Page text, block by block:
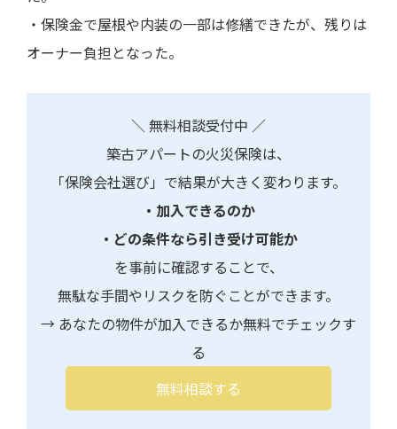
・保険金で屋根や内装の一部は修繕できたが、残りは
オーナー負担となった。
＼ 無料相談受付中 ／
築古アパートの火災保険は、
「保険会社選び」で結果が大きく変わります。
・加入できるのか
・どの条件なら引き受け可能か
を事前に確認することで、
無駄な手間やリスクを防ぐことができます。
→ あなたの物件が加入できるか無料でチェックす
る
無料相談する